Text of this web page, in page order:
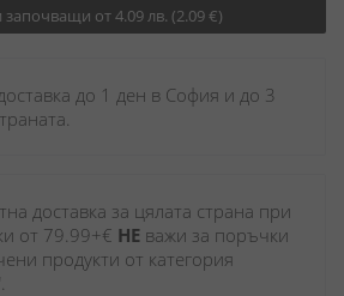
започващи от 4.09 лв. (2.09 €)
до 1 ден в София и до 3
доставка за цялата страна при
от 79.99+€ НЕ важи за поръчки
продукти от категория